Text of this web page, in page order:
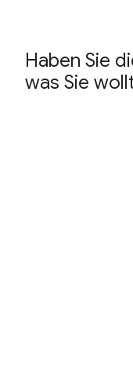
Haben Sie
was Sie